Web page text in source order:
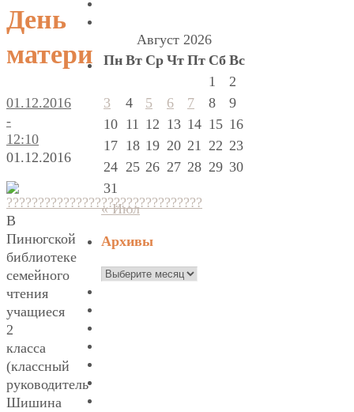
День
матери
01.12.2016
-
12:10
01.12.2016
В
Пинюгской
библиотеке
семейного
чтения
учащиеся
2
класса
(классный
руководитель
Шишина
Август 2026
Пн Вт Ср Чт Пт Сб Вс
1
2
3
4 5 6 7 8
9
10 11 12 13 14 15 16
17 18 19 20 21 22 23
24 25 26 27 28 29 30
31
« Июл
Архивы
Архивы